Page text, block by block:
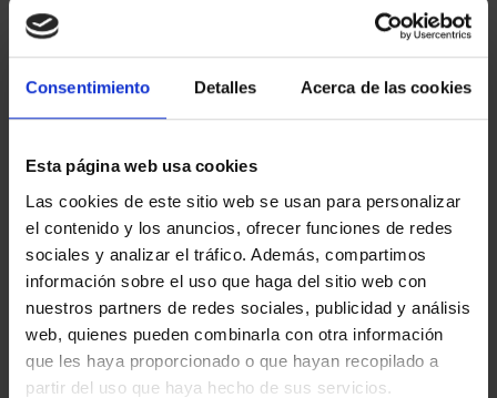
Consentimiento Detalles Acerca de las cookies
Esta página web usa cookies
Las cookies de este sitio web se usan para personalizar
el contenido y los anuncios, ofrecer funciones de redes
sociales y analizar el tráfico. Además, compartimos
información sobre el uso que haga del sitio web con
nuestros partners de redes sociales, publicidad y análisis
web, quienes pueden combinarla con otra información
que les haya proporcionado o que hayan recopilado a
partir del uso que haya hecho de sus servicios.
EQUIPO OLIMPICO
ESPAÑOL 2024 - 8
REALES
140,00 €
425 ANIV VELÁZQUEZ
(2024) CINCUENTÍN
610,00 €